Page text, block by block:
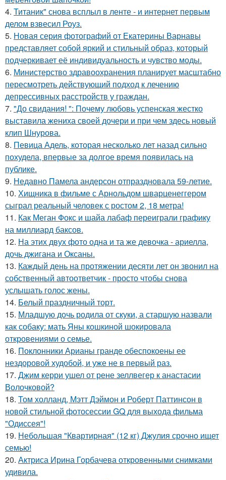
4. Титаник" снова всплыл в ленте - и интернет первым
делом взвесил Роуз.
5. Новая серия фотографий от Екатерины Варнавы
представляет собой яркий и стильный образ, который
подчеркивает её индивидуальность и чувство моды.
6. Министерство здравоохранения планирует масштабно
пересмотреть действующий подход к лечению
депрессивных расстройств у граждан.
7. "До свидания! ": Почему любовь успенская жестко
выставила жениха своей дочери и при чем здесь новый
клип Шнурова.
8. Певица Адель, которая несколько лет назад сильно
похудела, впервые за долгое время появилась на
публике.
9. Недавно Памела андерсон отпраздновала 59-летие.
10. Хищника в фильме с Арнольдом шварценеггером
сыграл реальный человек с ростом 2, 18 метра!
11. Как Меган Фокс и шайа лабаф переиграли графику
на миллиард баксов.
12. На этих двух фото одна и та же девочка - ариелла,
дочь джигана и Оксаны.
13. Каждый день на протяжении десяти лет он звонил на
собственный автоответчик - просто чтобы снова
услышать голос жены.
14. Белый праздничный торт.
15. Младшую дочь родила от скуки, а старшую назвали
как собаку: мать Яны кошкиной шокировала
откровениями о семье.
16. Поклонники Арианы гранде обеспокоены ее
нездоровой худобой, и уже не в первый раз.
17. Джим керри ушел от рене зеллвегер к анастасии
Волочковой?
18. Том холланд, Мэтт Дэймон и Роберт Паттинсон в
новой стильной фотосессии GQ для выхода фильма
"Одиссея"!
19. Небольшая "Квартирная" (12 кг) Джулия срочно ищет
семью!
20. Актриса Ирина Горбачева откровенными снимками
удивила.